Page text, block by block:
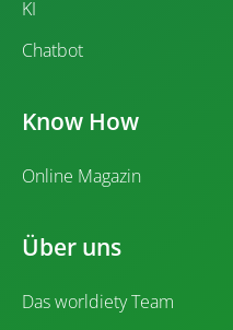
KI
Chatbot
Know How
Online Magazin
Über uns
Das worldiety Team